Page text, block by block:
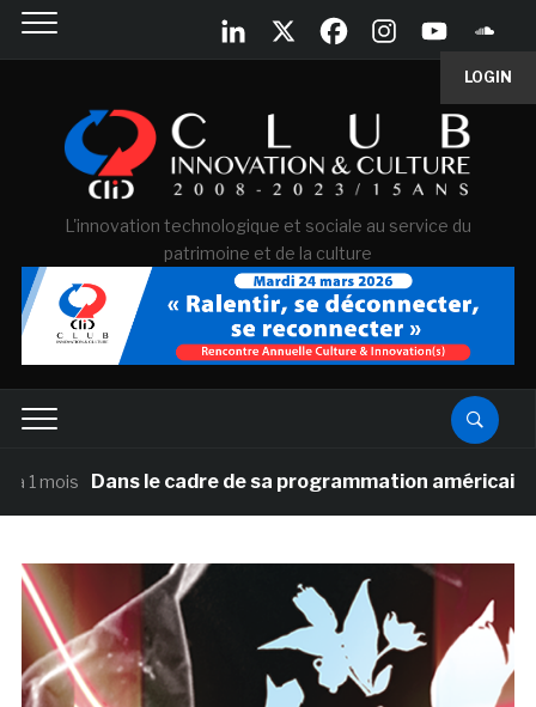
LOGIN
L'innovation technologique et sociale au service du
patrimoine et de la culture
Dans le cadre de sa programmation américaine,